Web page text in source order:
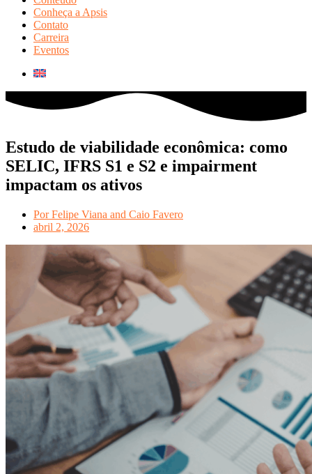
Conheça a Apsis
Contato
Carreira
Eventos
Estudo de viabilidade econômica: como
SELIC, IFRS S1 e S2 e impairment
impactam os ativos
PorFelipe Viana and Caio Favero
abril 2, 2026